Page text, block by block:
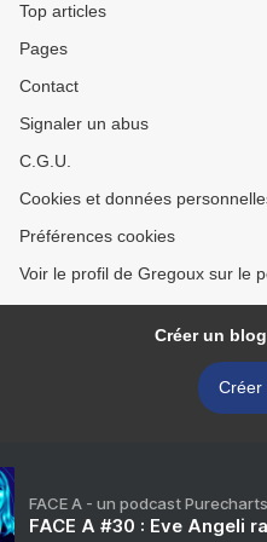
Top articles
Pages
Contact
Signaler un abus
C.G.U.
Cookies et données
Préférences cookies
Voir le profil de Gregoux sur le
Créer un
Créer
FACE A - un podcast Purecharts
FACE A #30 : Eve Angeli